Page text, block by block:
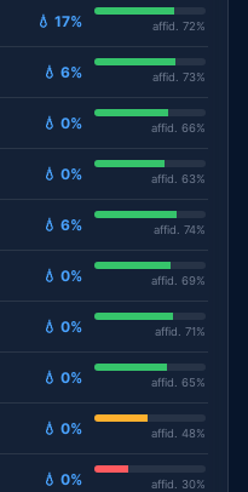
💧 17% affid. 72%
💧 6% affid. 73%
💧 0% affid. 66%
💧 0% affid. 63%
💧 6% affid. 74%
💧 0% affid. 69%
💧 0% affid. 71%
💧 0% affid. 65%
💧 0% affid. 48%
💧 0% affid. 30%